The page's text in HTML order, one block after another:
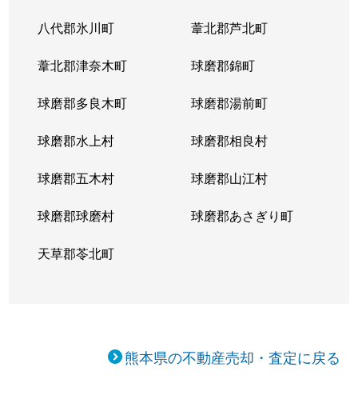
八代郡氷川町 葦北郡芦北町
葦北郡津奈木町 球磨郡錦町
球磨郡多良木町 球磨郡湯前町
球磨郡水上村 球磨郡相良村
球磨郡五木村 球磨郡山江村
球磨郡球磨村 球磨郡あさぎり町
天草郡苓北町
熊本県の不動産売却・査定に戻る